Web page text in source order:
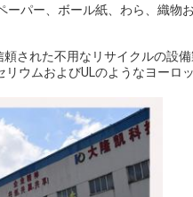
パー、ボール紙、わら、織物
された不用なリサイクルの設
ウムおよびULのようなヨーロ